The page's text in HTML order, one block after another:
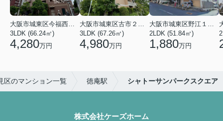
3LDK (66.24㎡)
4,280万円
3LDK (67.26㎡)
4,980万円
2LDK (51.84㎡)
1,880万円
区のマンション一覧 徳庵駅 シャトーサンパークスクエア
株式会社ケーズホーム